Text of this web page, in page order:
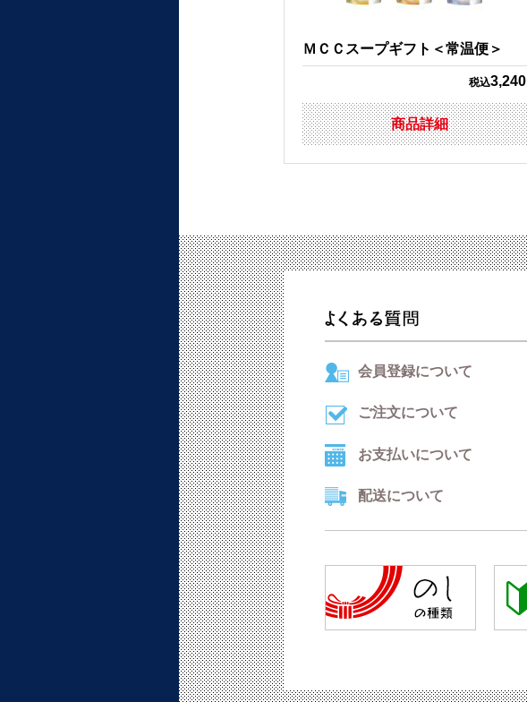
ＭＣＣスープギフト＜常温便＞
税込3,240
商品詳細
会員登録について
ご注文について
お支払いについて
配送について